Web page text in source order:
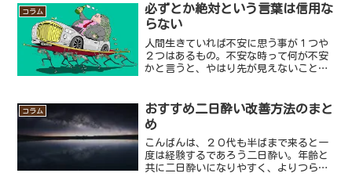
いると、背後からバッグや財布、スマホ
などの貴重品を奪われ盗ま...
コラム
必ずとか絶対という言葉は信用な
らない
人間生きていれば不安に思う事が１つや
２つはあるもの。不安な時って何が不安
かと言うと、やはり先が見えないことや
が本心ではどう思っているのか確証がな
くて不安になるなど、不安...
コラム
おすすめ二日酔い改善方法のまと
め
こんばんは、２０代も半ばまで来ると一
度は経験するであろう二日酔い。年齢と
共に二日酔いになりやすく、よりつらく